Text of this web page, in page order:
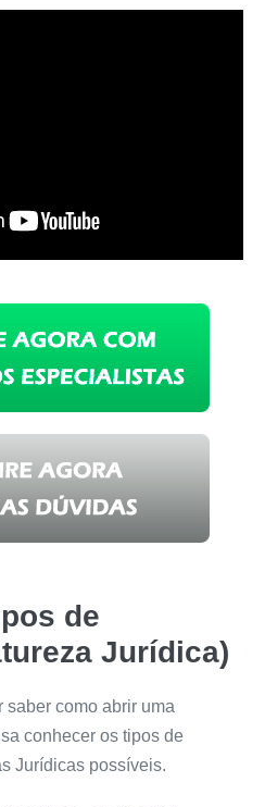
de
Jurídica)
saber como abrir uma
conhecer os tipos de
Jurídicas possíveis.